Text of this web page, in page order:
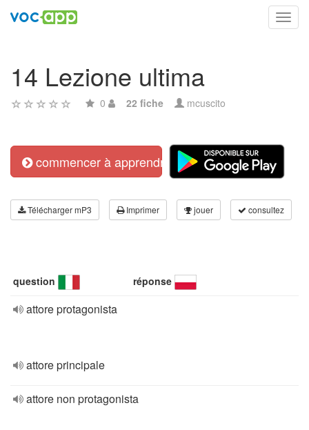
14 Lezione ultima
0 22 fiche mcuscito
commencer à apprendre
Télécharger mP3 Imprimer jouer consultez
question réponse
attore protagonista
attore principale
attore non protagonista